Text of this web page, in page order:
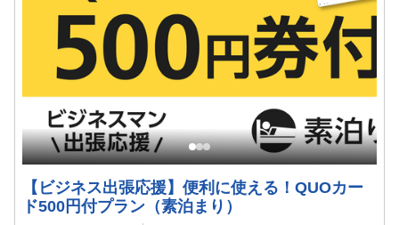
【ビジネス出張応援】便利に使える！QUOカー
ド500円付プラン（素泊まり）